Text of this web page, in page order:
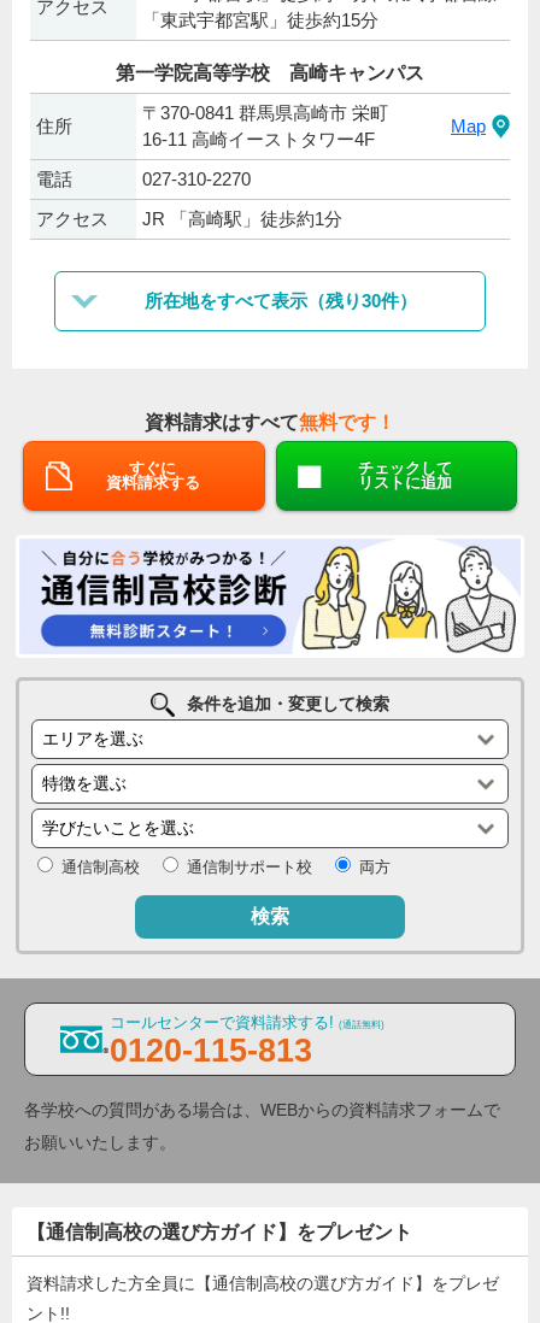
アクセス
「東武宇都宮駅」徒歩約15分
第一学院高等学校 高崎キャンパス
住所
〒370-0841 群馬県高崎市 栄町
16-11 高崎イーストタワー4F
Map
電話
027-310-2270
アクセス
JR 「高崎駅」徒歩約1分
所在地をすべて表示（残り30件）
資料請求はすべて無料です！
すぐに
資料請求する
チェックして
リストに追加
条件を追加・変更して検索
通信制高校 通信制サポート校 両方
検索
コールセンターで資料請求する! (通話無料)
0120-115-813
各学校への質問がある場合は、WEBからの資料請求フォームで
お願いいたします。
【通信制高校の選び方ガイド】をプレゼント
資料請求した方全員に【通信制高校の選び方ガイド】をプレゼ
ント!!